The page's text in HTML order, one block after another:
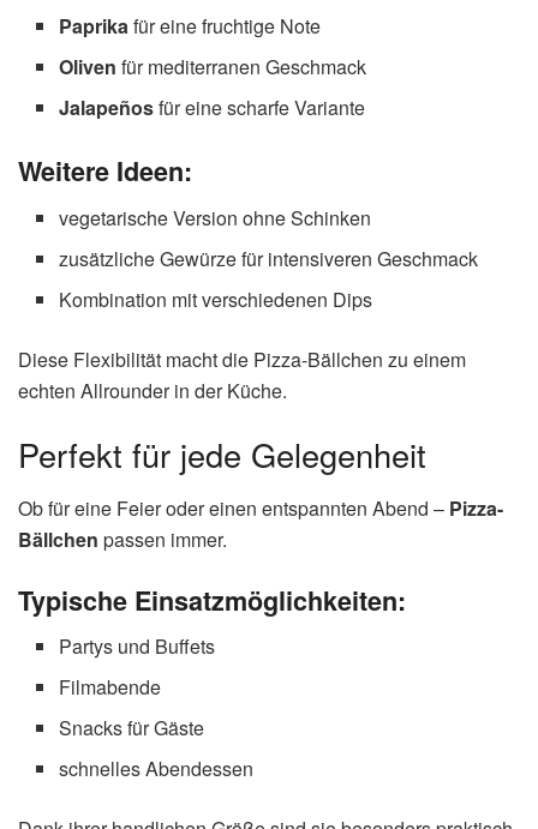
Paprikafür eine fruchtige Note
Oliven für mediterranen Geschmack
Jalapeñosfür eine scharfe Variante
Weitere Ideen:
vegetarische Version ohne Schinken
zusätzliche Gewürze für intensiveren Geschmack
Kombination mit verschiedenen Dips
Diese Flexibilität macht die Pizza-Bällchen zu einem
echten Allrounder in der Küche.
Perfekt für jede Gelegenheit
Ob für eine Feier oder einen entspannten Abend – Pizza-
Bällchen passen immer.
Typische Einsatzmöglichkeiten:
Partys und Buffets
Filmabende
Snacks für Gäste
schnelles Abendessen